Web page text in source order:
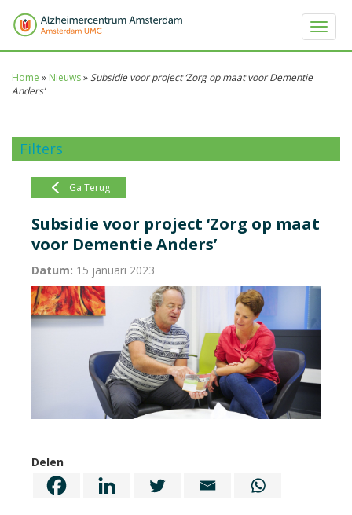
Toggle
Home » Nieuws»Subsidie voor project ‘Zorg op maat voor Dementie
Anders’
Filters
Ga Terug
Subsidie voor project ‘Zorg op maat
voor Dementie Anders’
Datum: 15 januari 2023
Delen